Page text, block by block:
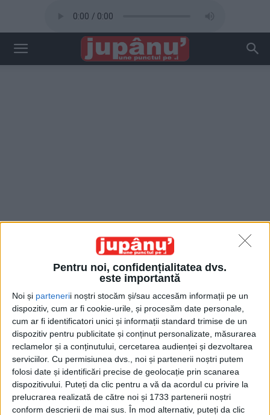
Pentru noi, confidențialitatea dvs.
este importantă
Noi și partenerii noștri stocăm și/sau accesăm informații pe un
dispozitiv, cum ar fi cookie-urile, și procesăm date personale,
cum ar fi identificatori unici și informații standard trimise de un
dispozitiv pentru publicitate și conținut personalizate, măsurarea
reclamelor și a conținutului, cercetarea audienței și dezvoltarea
serviciilor. Cu permisiunea dvs., noi și partenerii noștri putem
folosi date și identificări precise de geolocație prin scanarea
dispozitivului. Puteți da clic pentru a vă da acordul cu privire la
prelucrarea realizată de către noi și 1733 partenerii noștri
conform descrierii de mai sus. În mod alternativ, puteți da clic
Acasă Etichete Preasfințitul Damaschin Dorneanu
Etichetă: Preasfințitul Damaschin
Dorneanu